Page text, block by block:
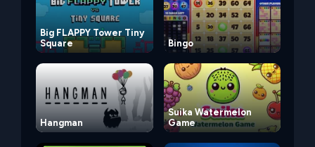
Big FLAPPY Tower Tiny
Square
Bingo
Hangman
Suika Watermelon
Game